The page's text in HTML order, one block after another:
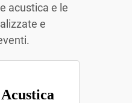
acustica e le
e